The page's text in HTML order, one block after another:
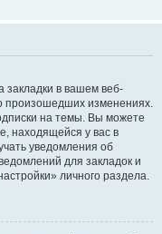
закладки в вашем веб-
произошедших изменениях.
на темы. Вы можете
находящейся у вас в
уведомления об
для закладок и
личного раздела.